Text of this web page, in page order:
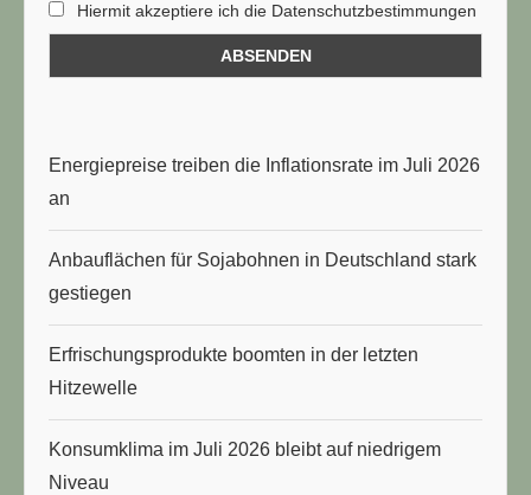
Hiermit akzeptiere ich die Datenschutzbestimmungen
Energiepreise treiben die Inflationsrate im Juli 2026
an
Anbauflächen für Sojabohnen in Deutschland stark
gestiegen
Erfrischungsprodukte boomten in der letzten
Hitzewelle
Konsumklima im Juli 2026 bleibt auf niedrigem
Niveau